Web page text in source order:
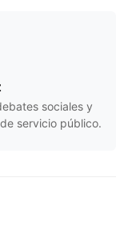
sociales y
servicio público.